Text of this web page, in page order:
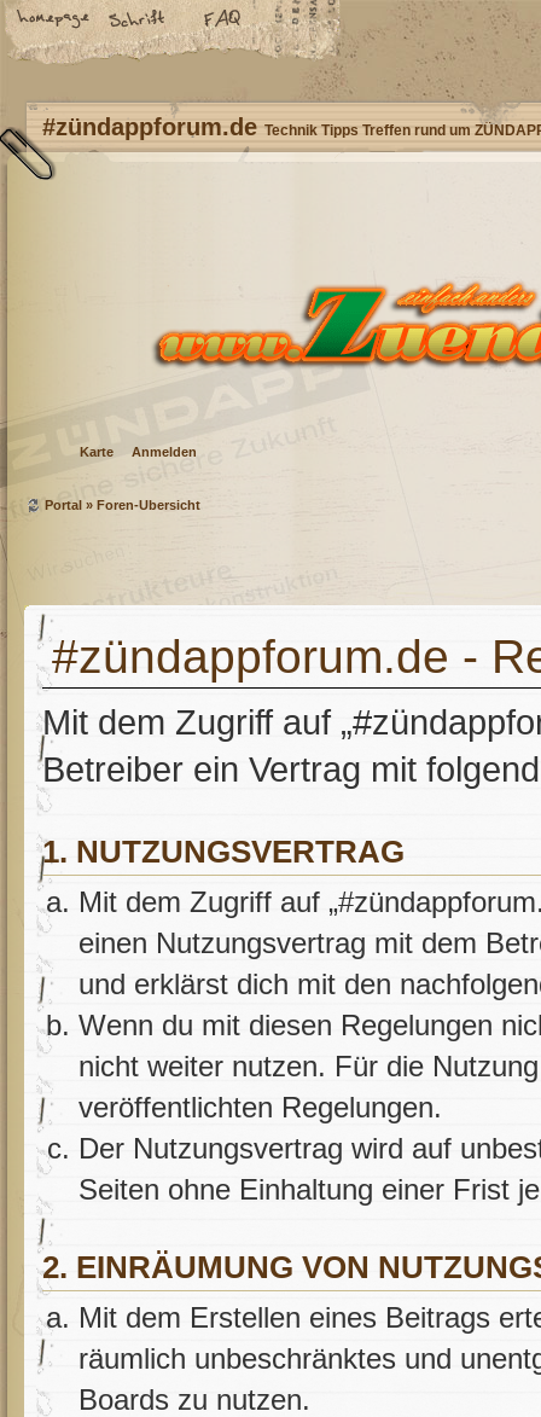
#zündappforum.de Technik Tipps Treffen rund um
Karte Anmelden
Portal » Foren-Übersicht
#zündappforum.de -
Mit dem Zugriff auf
Betreiber ein Vertrag mit
1. NUTZUNGSVERTRAG
Mit dem Zugriff auf
einen Nutzungsvertrag mit dem
und erklärst dich mit den
Wenn du mit diesen Regelungen
nicht weiter nutzen. Für die
veröffentlichten Regelungen.
Der Nutzungsvertrag wird auf
Seiten ohne Einhaltung einer Frist
2. EINRÄUMUNG VON
Mit dem Erstellen eines Beitrags
räumlich unbeschränktes und
Boards zu nutzen.